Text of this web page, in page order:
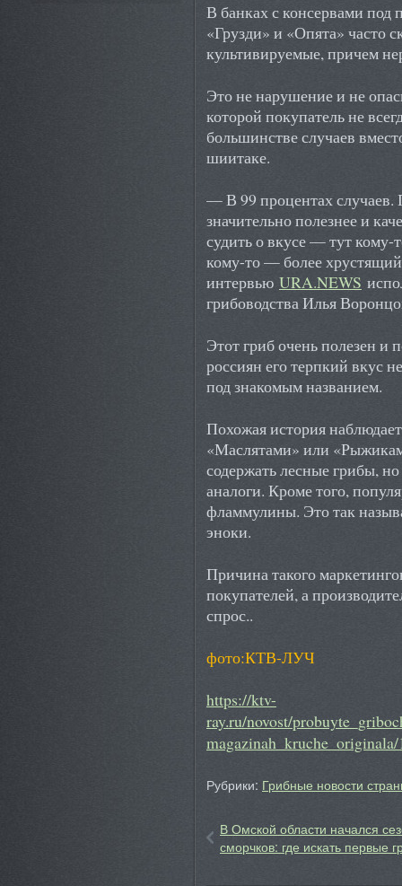
В банках с консервами
«Грузди» и «Опята» часто
культивируемые, причем
Это не нарушение и не
которой покупатель не
большинстве случаев
шиитаке.
— В 99 процентах случаев.
значительно полезнее и
судить о вкусе — тут кому-
кому-то — более
интервью URA.NEWS
грибоводства Илья
Этот гриб очень полезен и
россиян его терпкий вкус
под знакомым названием.
Похожая история
«Маслятами» или
содержать лесные грибы,
аналоги. Кроме того,
фламмулины. Это так
эноки.
Причина такого
покупателей, а
спрос..
фото:КТВ-ЛУЧ
https://ktv-
ray.ru/novost/
Рубрики: Грибные новости
В Омской области начался
сморчков: где искать первые